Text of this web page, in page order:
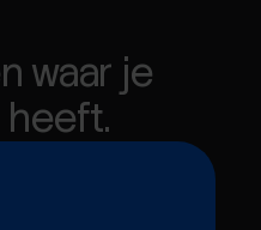
waar je
heeft.